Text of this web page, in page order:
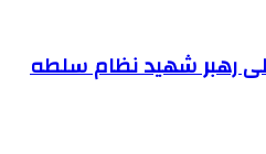
رهبر شهید نظام سلطه